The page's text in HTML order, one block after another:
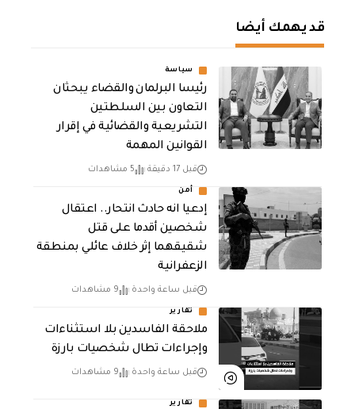
قد يهمك أيضا
سياسة
رئيسا البرلمان والقضاء يبحثان
التعاون بين السلطتين
التشريعية والقضائية في إقرار
القوانين المهمة
قبل 17 دقيقة 5 مشاهدات
أمن
إدعيا انه حادث انتحار.. اعتقال
شخصين أقدما على قتل
شقيقهما إثر خلاف عائلي بمنطقة
الزعفرانية
قبل ساعة واحدة 9 مشاهدات
تقارير
ملاحقة الفاسدين بلا استثناءات
وإجراءات تطال شخصيات بارزة
قبل ساعة واحدة 9 مشاهدات
تقارير